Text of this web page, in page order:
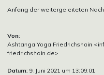
Anfang der weitergeleiteten
Von:
Ashtanga Yoga Friedrichshain
friedrichshain.de>
Datum: 9. Juni 2021 um 13:09:01